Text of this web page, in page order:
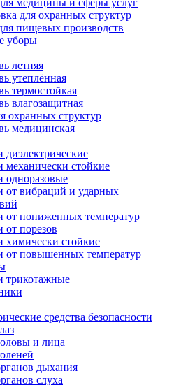
медицины и сферы услуг
для охранных структур
пищевых производств
уборы
летняя
утеплённая
термостойкая
влагозащитная
охранных структур
медицинская
диэлектрические
механически стойкие
одноразовые
от вибраций и ударных
от пониженных температур
от порезов
химически стойкие
от повышенных температур
трикотажные
средства безопасности
и лица
дыхания
слуха